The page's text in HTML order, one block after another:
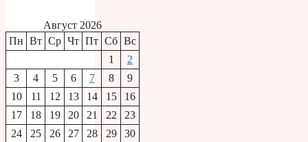
Август 2026
Пн Вт Ср Чт Пт Сб Вс
1
2
3
4 5 6 7 8
9
10
11 12 13 14 15
16
17
18 19 20 21 22
23
24
25 26 27 28 29
30